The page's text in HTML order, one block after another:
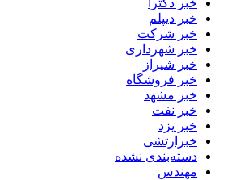
خبر دکترا
خبر دیپلم
خبر شرکت
خبر شهرداری
خبر شیراز
خبر فروشگاه
خبر مشهد
خبر نفت
خبر یزد
خبرارتشی
دسته‌بندی نشده
مهندس